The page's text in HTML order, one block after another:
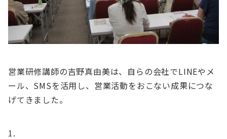
営業研修講師の吉野真由美は、自らの会社でLINEやメ
ール、SMSを活用し、営業活動をおこない成果につな
げてきました。